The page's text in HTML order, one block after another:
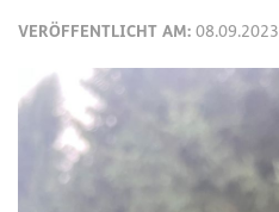
VERÖFFENTLICHT AM: 08.09.2023